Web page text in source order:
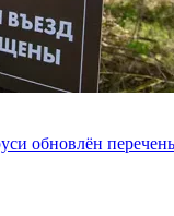
обновлён